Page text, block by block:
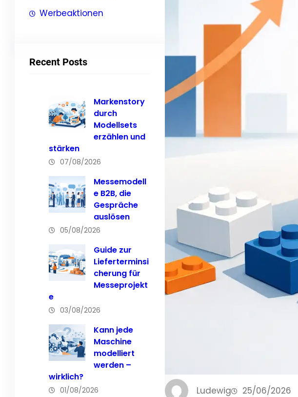
Werbeaktionen
Recent Posts
Markenstory
durch
Modellsets
erzählen und
stärken
07/08/2026
Messemodell
e B2B, die
Gespräche
auslösen
05/08/2026
Guide zur
Lieferterminsi
cherung für
Messeprojekt
e
03/08/2026
Kann jede
Maschine
modelliert
werden –
wirklich?
01/08/2026 Ludewig 25/06/2026